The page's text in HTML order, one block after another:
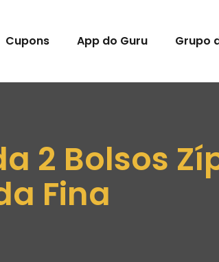
Cupons App do Guru Grupo
2 Bolsos
Fina